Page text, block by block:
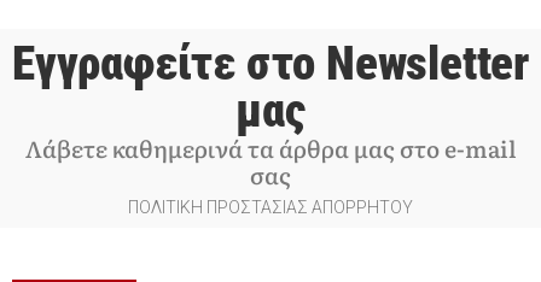
Εγγραφείτε στο Newsletter
μας
Λάβετε καθημερινά τα άρθρα μας στο e-mail
σας
ΠΟΛΙΤΙΚΗ ΠΡΟΣΤΑΣΙΑΣ ΑΠΟΡΡΗΤΟΥ